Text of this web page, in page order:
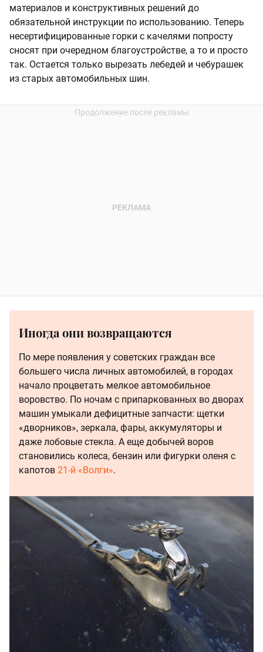
материалов и конструктивных решений до
обязательной инструкции по использованию. Теперь
несертифицированные горки с качелями попросту
сносят при очередном благоустройстве, а то и просто
так. Остается только вырезать лебедей и чебурашек
из старых автомобильных шин.
Иногда они возвращаются
По мере появления у советских граждан все
большего числа личных автомобилей, в городах
начало процветать мелкое автомобильное
воровство. По ночам с припаркованных во дворах
машин умыкали дефицитные запчасти: щетки
«дворников», зеркала, фары, аккумуляторы и
даже лобовые стекла. А еще добычей воров
становились колеса, бензин или фигурки оленя с
капотов 21-й «Волги».